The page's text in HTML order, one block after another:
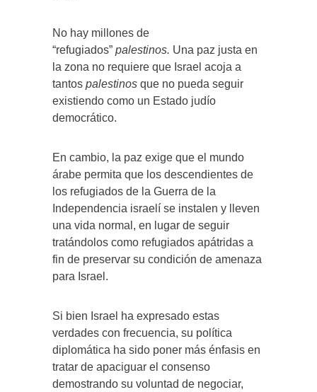
No hay millones de
“refugiados” palestinos. Una paz justa en
la zona no requiere que Israel acoja a
tantos palestinos que no pueda seguir
existiendo como un Estado judío
democrático.
En cambio, la paz exige que el mundo
árabe permita que los descendientes de
los refugiados de la Guerra de la
Independencia israelí se instalen y lleven
una vida normal, en lugar de seguir
tratándolos como refugiados apátridas a
fin de preservar su condición de amenaza
para Israel.
Si bien Israel ha expresado estas
verdades con frecuencia, su política
diplomática ha sido poner más énfasis en
tratar de apaciguar el consenso
demostrando su voluntad de negociar,